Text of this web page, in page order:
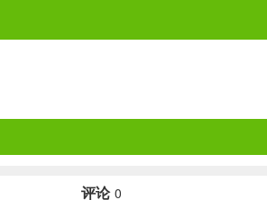
评论 0